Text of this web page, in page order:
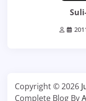
Copyright © 2026
Complete Blog By